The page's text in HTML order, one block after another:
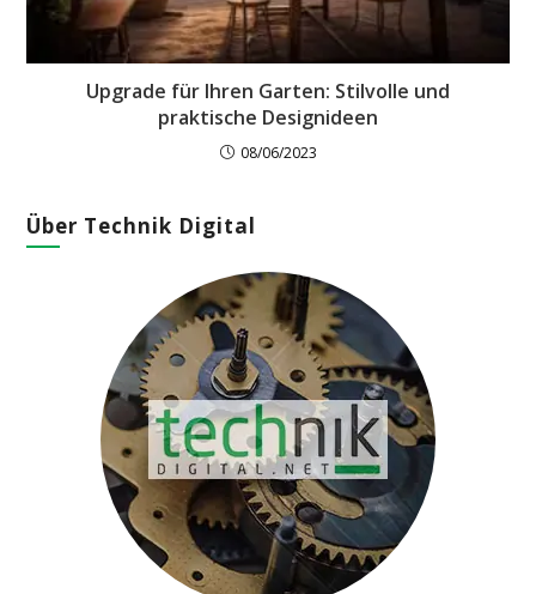
Upgrade für Ihren Garten: Stilvolle und
praktische Designideen
08/06/2023
Über Technik Digital